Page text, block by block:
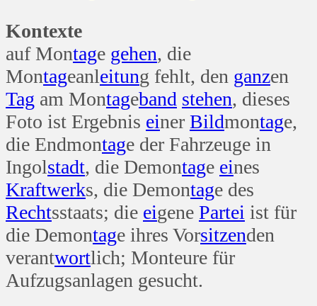
Kontexte
auf Montage gehen, die
Montageanleitung fehlt, den ganzen
Tag am Montageband stehen, dieses
Foto ist Ergebnis einer Bildmontage,
die Endmontage der Fahrzeuge in
Ingolstadt, die Demontage eines
Kraftwerks, die Demontage des
Rechtsstaats; die eigene Partei ist für
die Demontage ihres Vorsitzenden
verantwortlich; Monteure für
Aufzugsanlagen gesucht.